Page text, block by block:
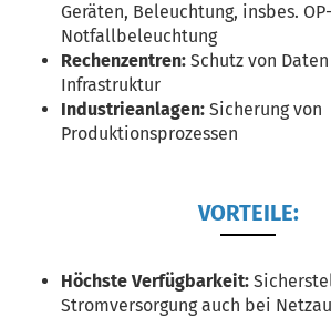
Geräten, Beleuchtung, insbes.
Notfallbeleuchtung
Rechenzentren: Schutz von
Infrastruktur
Industrieanlagen: Sicherung von
Produktionsprozessen
VORTEILE:
Höchste Verfügbarkeit:
Stromversorgung auch bei